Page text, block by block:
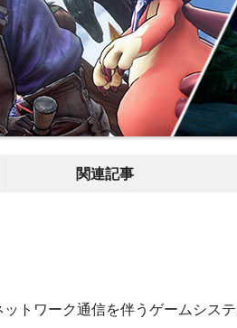
関連記事
トワーク通信を伴うゲームシス